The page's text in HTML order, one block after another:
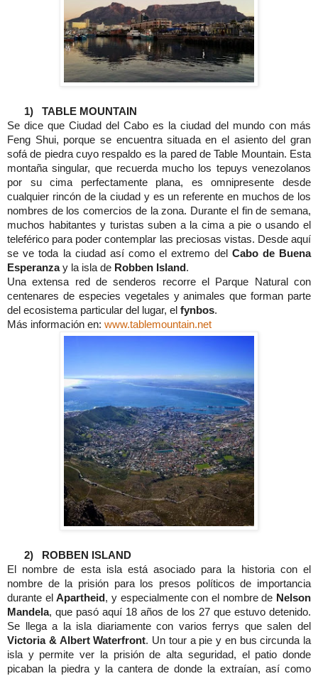
1)
TABLE MOUNTAIN
Se dice que Ciudad del Cabo es la ciudad del mundo con más
Feng Shui, porque se encuentra situada en el asiento del gran
sofá de piedra cuyo respaldo es la pared de Table Mountain. Esta
montaña singular, que recuerda mucho los tepuys venezolanos
por su cima perfectamente plana, es omnipresente desde
cualquier rincón de la ciudad y es un referente en muchos de los
nombres de los comercios de la zona. Durante el fin de semana,
muchos habitantes y turistas suben a la cima a pie o usando el
teleférico para poder contemplar las preciosas vistas. Desde aquí
se ve toda la ciudad así como el extremo del Cabo de Buena
Esperanzay la isla de Robben Island.
Una extensa red de senderos recorre el Parque Natural con
centenares de especies vegetales y animales que forman parte
del ecosistema particular del lugar, el fynbos.
Más información en: www.tablemountain.net
2)
ROBBEN ISLAND
El nombre de esta isla está asociado para la historia con el
nombre de la prisión para los presos políticos de importancia
durante elApartheid, y especialmente con el nombre de Nelson
Mandela, que pasó aquí 18 años de los 27 que estuvo detenido.
Se llega a la isla diariamente con varios ferrys que salen del
Victoria & Albert Waterfront. Un tour a pie y en bus circunda la
isla y permite ver la prisión de alta seguridad, el patio donde
picaban la piedra y la cantera de donde la extraían, así como